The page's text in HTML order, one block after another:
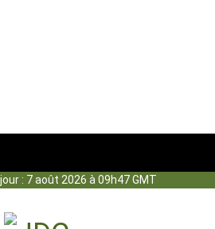
: 7 août 2026 à 09h47 GMT